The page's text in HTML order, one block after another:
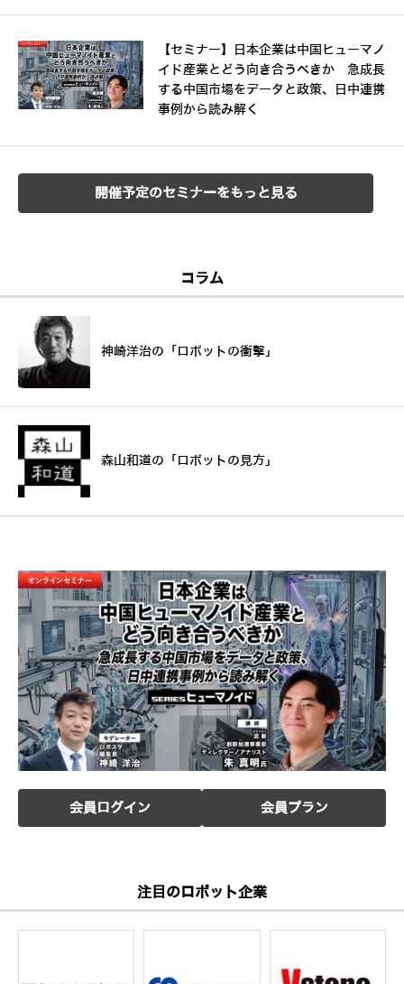
【セミナー】日本企業は中国ヒューマノ
イド産業とどう向き合うべきか 急成長
する中国市場をデータと政策、日中連携
事例から読み解く
開催予定のセミナーをもっと見る
コラム
神崎洋治の「ロボットの衝撃」
森山和道の「ロボットの見方」
会員ログイン 会員プラン
注目のロボット企業